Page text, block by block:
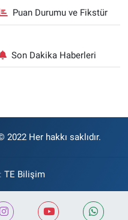
Puan Durumu ve Fikstür
Son Dakika Haberleri
2022 Her hakkı saklıdır.
TE Bilişim